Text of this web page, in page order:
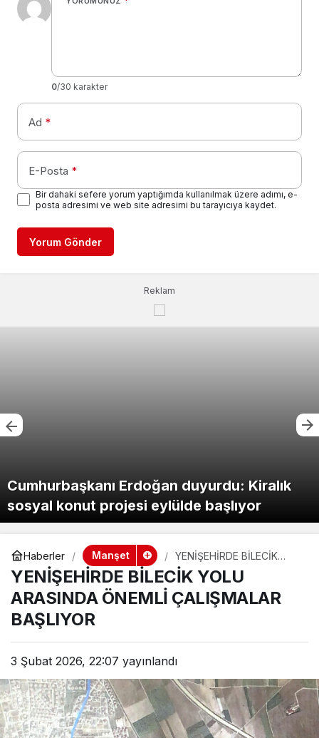
0/30 karakter
Ad *
E-Posta *
Bir dahaki sefere yorum yaptığımda kullanılmak üzere adımı, e-
posta adresimi ve web site adresimi bu tarayıcıya kaydet.
Yorum Gönder
Reklam
Başkan Vekili Biba: “Asfalt çalışmalarını 12
kat artırdık”
Haberler Manşet
YENİŞEHİRDE BİLECİK
YOLU ARASINDA ÖNEMLİ
ÇALIŞMALAR BAŞLIYOR
YENİŞEHİRDE BİLECİK YOLU
ARASINDA ÖNEMLİ ÇALIŞMALAR
BAŞLIYOR
3 Şubat 2026, 22:07 yayınlandı